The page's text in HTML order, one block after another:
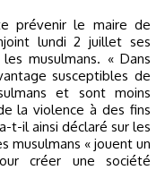
prévenir le maire de
lundi 2 juillet ses
musulmans. « Dans
susceptibles de
et sont moins
la violence à des fins
t-il ainsi déclaré sur les
musulmans « jouent un
créer une société